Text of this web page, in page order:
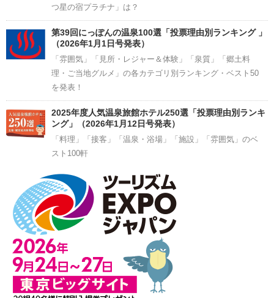
つ星の宿プラチナ」は？
第39回にっぽんの温泉100選「投票理由別ランキング 」
（2026年1月1日号発表）
「雰囲気」「見所・レジャー＆体験」「泉質」「郷土料
理・ご当地グルメ」の各カテゴリ別ランキング・ベスト50
を発表！
2025年度人気温泉旅館ホテル250選「投票理由別ランキ
ング」（2026年1月12日号発表）
「料理」「接客」「温泉・浴場」「施設」「雰囲気」のベ
スト100軒